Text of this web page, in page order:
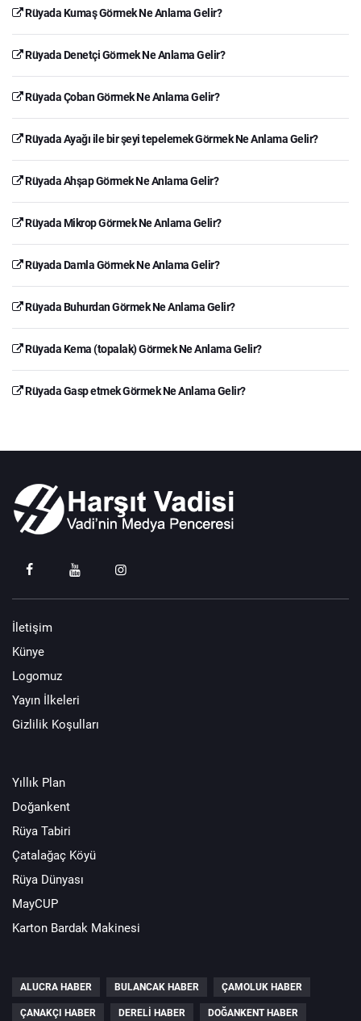
Rüyada Kumaş Görmek Ne Anlama Gelir?
Rüyada Denetçi Görmek Ne Anlama Gelir?
Rüyada Çoban Görmek Ne Anlama Gelir?
Rüyada Ayağı ile bir şeyi tepelemek Görmek Ne Anlama Gelir?
Rüyada Ahşap Görmek Ne Anlama Gelir?
Rüyada Mikrop Görmek Ne Anlama Gelir?
Rüyada Damla Görmek Ne Anlama Gelir?
Rüyada Buhurdan Görmek Ne Anlama Gelir?
Rüyada Kema (topalak) Görmek Ne Anlama Gelir?
Rüyada Gasp etmek Görmek Ne Anlama Gelir?
İletişim
Künye
Logomuz
Yayın İlkeleri
Gizlilik Koşulları
Yıllık Plan
Doğankent
Rüya Tabiri
Çatalağaç Köyü
Rüya Dünyası
MayCUP
Karton Bardak Makinesi
ALUCRA HABER BULANCAK HABER ÇAMOLUK HABER
ÇANAKÇI HABER DERELI HABER DOĞANKENT HABER